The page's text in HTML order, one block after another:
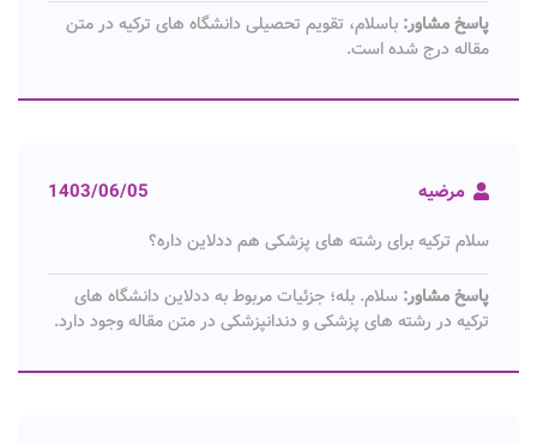
پاسخ مشاور: باسلام، تقویم تحصیلی دانشگاه های ترکیه در متن
مقاله درج شده است.
مرضیه 1403/06/05
سلام ترکیه برای رشته های پزشکی هم ددلاین داره؟
پاسخ مشاور: سلام. بله؛ جزئیات مربوط به ددلاین دانشگاه های
ترکیه در رشته‌ های پزشکی و دندانپزشکی در متن مقاله وجود دارد.